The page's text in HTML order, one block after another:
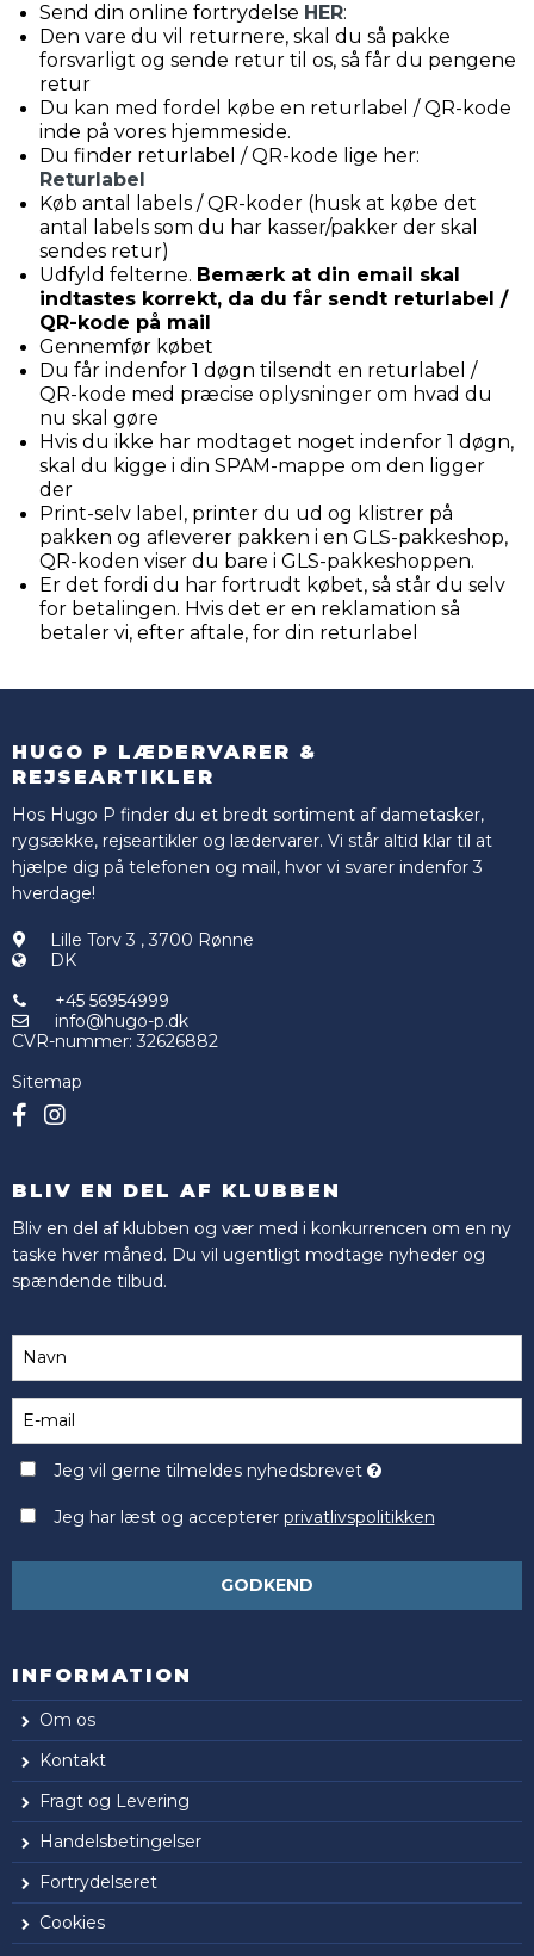
Send din online fortrydelse HER:
Den vare du vil returnere, skal du så pakke
forsvarligt og sende retur til os, så får du pengene
retur
Du kan med fordel købe en returlabel / QR-kode
inde på vores hjemmeside.
Du finder returlabel / QR-kode lige her:
Returlabel
Køb antal labels / QR-koder (husk at købe det
antal labels som du har kasser/pakker der skal
sendes retur)
Udfyld felterne. Bemærk at din email skal
indtastes korrekt, da du får sendt returlabel /
QR-kode på mail
Gennemfør købet
Du får indenfor 1 døgn tilsendt en returlabel /
QR-kode med præcise oplysninger om hvad du
nu skal gøre
Hvis du ikke har modtaget noget indenfor 1 døgn,
skal du kigge i din SPAM-mappe om den ligger
der
Print-selv label, printer du ud og klistrer på
pakken og afleverer pakken i en GLS-pakkeshop,
QR-koden viser du bare i GLS-pakkeshoppen.
Er det fordi du har fortrudt købet, så står du selv
for betalingen. Hvis det er en reklamation så
betaler vi, efter aftale, for din returlabel
HUGO P LÆDERVARER &
REJSEARTIKLER
Hos Hugo P finder du et bredt sortiment af dametasker,
rygsække, rejseartikler og lædervarer. Vi står altid klar til at
hjælpe dig på telefonen og mail, hvor vi svarer indenfor 3
hverdage!
Lille Torv 3 ,3700 Rønne
DK
+45 56954999
info@hugo-p.dk
CVR-nummer: 32626882
Sitemap
BLIV EN DEL AF KLUBBEN
Bliv en del af klubben og vær med i konkurrencen om en ny
taske hver måned. Du vil ugentligt modtage nyheder og
spændende tilbud.
Jeg vil gerne tilmeldes nyhedsbrevet
Jeg har læst og accepterer privatlivspolitikken
GODKEND
INFORMATION
Om os
Kontakt
Fragt og Levering
Handelsbetingelser
Fortrydelseret
Cookies